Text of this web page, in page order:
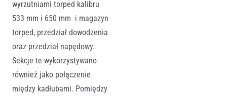
wyrzutniami torped kalibru
533 mm i 650 mm i magazyn
torped, przedział dowodzenia
oraz przedział napędowy.
Sekcje te wykorzystywano
również jako połączenie
między kadłubami. Pomiędzy